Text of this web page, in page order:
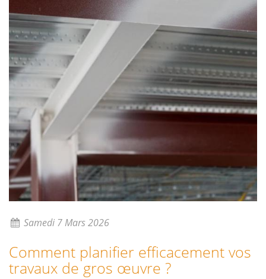
Samedi 7 Mars 2026
Comment planifier efficacement vos
travaux de gros œuvre ?